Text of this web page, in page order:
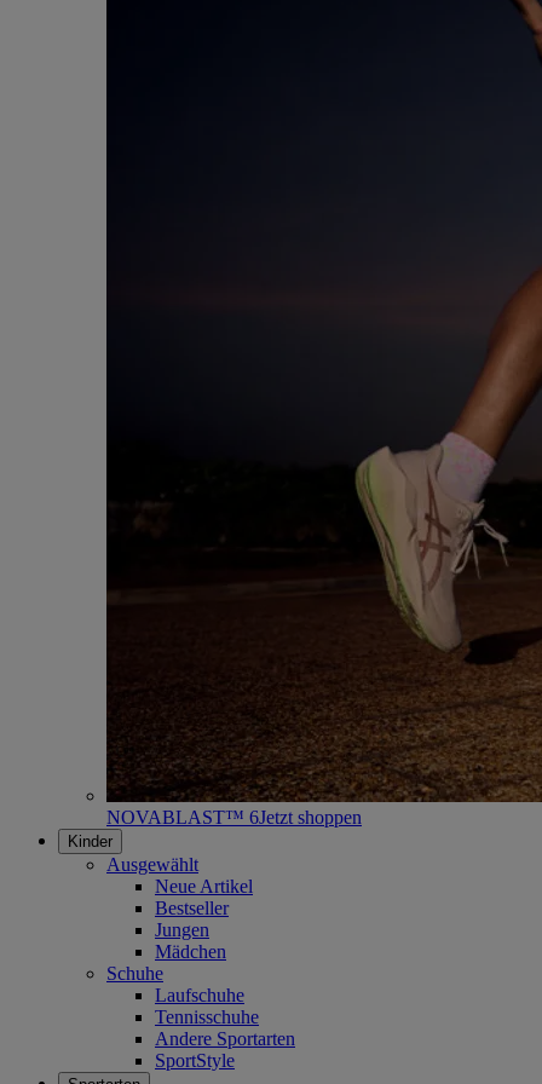
NOVABLAST™ 6Jetzt shoppen
Kinder
Ausgewählt
Neue Artikel
Bestseller
Jungen
Mädchen
Schuhe
Laufschuhe
Tennisschuhe
Andere Sportarten
SportStyle